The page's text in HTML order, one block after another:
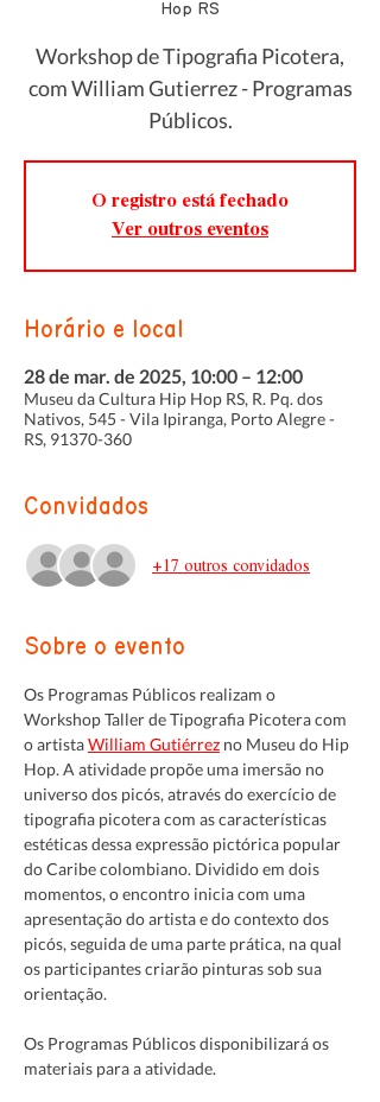
Hop RS
Workshop de Tipografia Picotera,
com William Gutierrez - Programas
Públicos.
O registro está fechado
Ver outros eventos
Horário e local
28 de mar. de 2025, 10:00 – 12:00
Museu da Cultura Hip Hop RS, R. Pq. dos
Nativos, 545 - Vila Ipiranga, Porto Alegre -
RS, 91370-360
Convidados
+17 outros convidados
Sobre o evento
Os Programas Públicos realizam o
Workshop Taller de Tipografia Picotera com
o artista William Gutiérrez no Museu do Hip
Hop. A atividade propõe uma imersão no
universo dos picós, através do exercício de
tipografia picotera com as características
estéticas dessa expressão pictórica popular
do Caribe colombiano. Dividido em dois
momentos, o encontro inicia com uma
apresentação do artista e do contexto dos
picós, seguida de uma parte prática, na qual
os participantes criarão pinturas sob sua
orientação.
Os Programas Públicos disponibilizará os
materiais para a atividade.